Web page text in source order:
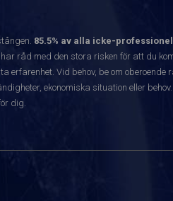
85.5% av alla icke-
råd med den stora risken för att du
Vid behov, be om oberoende
ekonomiska situation eller
dig.